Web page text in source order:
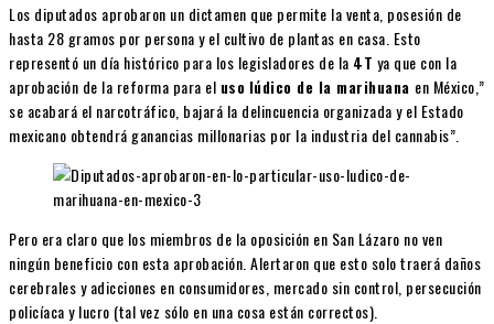
Los diputados aprobaron un dictamen que permite la venta, posesión de
hasta 28 gramos por persona y el cultivo de plantas en casa. Esto
representó un día histórico para los legisladores de la 4T ya que con la
aprobación de la reforma para el uso lúdico de la marihuana en México,”
se acabará el narcotráfico, bajará la delincuencia organizada y el Estado
mexicano obtendrá ganancias millonarias por la industria del cannabis”.
Pero era claro que los miembros de la oposición en San Lázaro no ven
ningún beneficio con esta aprobación. Alertaron que esto solo traerá daños
cerebrales y adicciones en consumidores, mercado sin control, persecución
policíaca y lucro (tal vez sólo en una cosa están correctos).